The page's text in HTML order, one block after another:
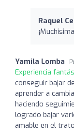
Raquel
Yamila Lomba
Experiencia
conseguir bajar
aprender a
haciendo
logrado bajar
amable en el